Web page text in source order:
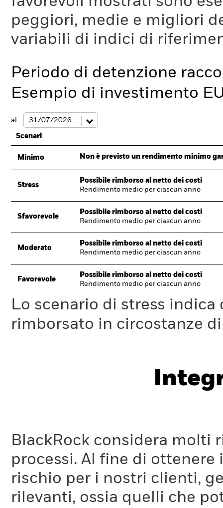
peggiori, medie e migliori
variabili di indici di
Periodo di detenzione
Esempio di investimento
al
Scenari
Minimo Non è previsto un rendimento minimo
Stress
Possibile rimborso al netto dei costi
Rendimento medio per ciascun anno
Sfavorevole
Possibile rimborso al netto dei costi
Rendimento medio per ciascun anno
Moderato
Possibile rimborso al netto dei costi
Rendimento medio per ciascun anno
Favorevole
Possibile rimborso al netto dei costi
Rendimento medio per ciascun anno
Lo scenario di stress
rimborsato in circostanze
BlackRock considera molti
processi. Al fine di
rischio per i nostri clienti,
rilevanti, ossia quelli che